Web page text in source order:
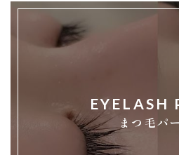
EYELASH
まつ毛パ